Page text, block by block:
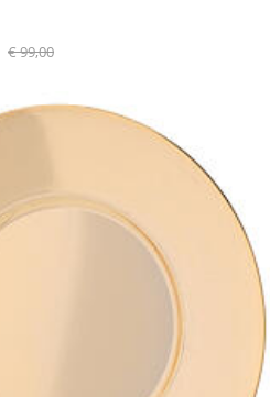
€ 99,00